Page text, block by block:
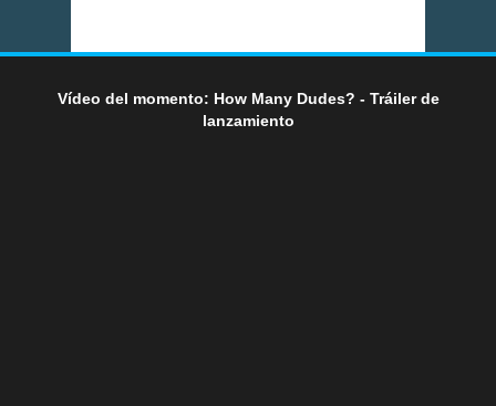
Vídeo del momento: How Many Dudes? - Tráiler de
lanzamiento